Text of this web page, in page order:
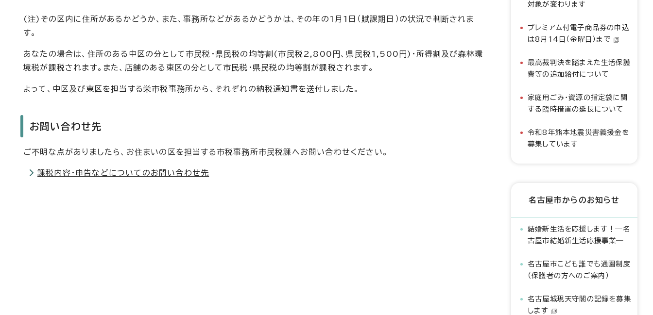
(注)その区内に住所があるかどうか、また、事務所などがあるかどうかは、その年の1月1日（賦課期日）の状況で判断されま
す。
あなたの場合は、住所のある中区の分として市民税・県民税の均等割(市民税2,800円、県民税1,500円)・所得割及び森林環
境税が課税されます。また、店舗のある東区の分として市民税・県民税の均等割が課税されます。
よって、中区及び東区を担当する栄市税事務所から、それぞれの納税通知書を送付しました。
お問い合わせ先
ご不明な点がありましたら、お住まいの区を担当する市税事務所市民税課へお問い合わせください。
課税内容・申告などについてのお問い合わせ先
対象が変わります
プレミアム付電子商品券の申込
は8月14日（金曜日）まで
最高裁判決を踏まえた生活保護
費等の追加給付について
家庭用ごみ・資源の指定袋に関
する臨時措置の延長について
令和8年熊本地震災害義援金を
募集しています
名古屋市からのお知らせ
結婚新生活を応援します！―名
古屋市結婚新生活応援事業―
名古屋市こども誰でも通園制度
（保護者の方へのご案内）
名古屋城現天守閣の記録を募集
します